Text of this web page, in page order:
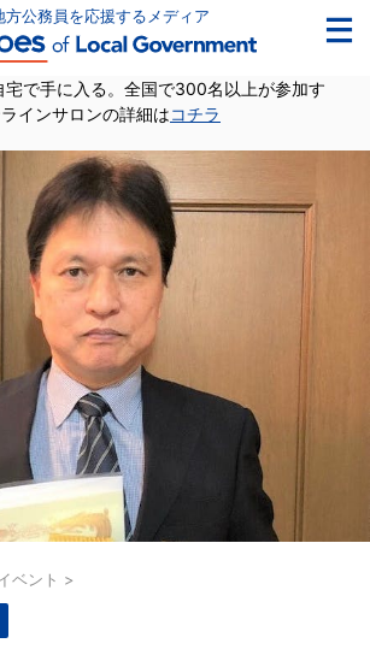
方公務員を応援するメディア
宅で手に入る。全国で300名以上が参加す
インサロンの詳細はコチラ
ベント >